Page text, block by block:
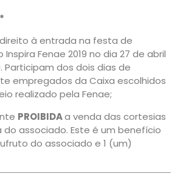
à entrada na festa de
Fenae 2019 no dia 27 de abril
Participam dos dois dias de
empregados da Caixa escolhidos
realizado pela Fenae;
PROIBIDAa venda das cortesias
associado. Este é um benefício
do associado e 1 (um)